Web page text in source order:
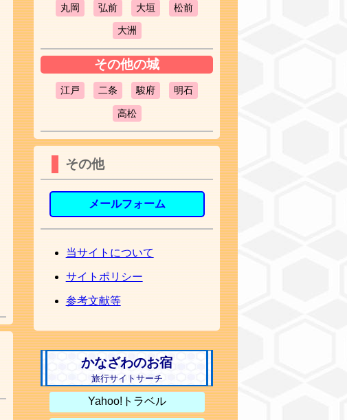
丸岡 弘前 大垣 松前
大洲
その他の城
江戸 二条 駿府 明石
高松
その他
メールフォーム
当サイトについて
サイトポリシー
参考文献等
かなざわのお宿
旅行サイトサーチ
Yahoo!トラベル